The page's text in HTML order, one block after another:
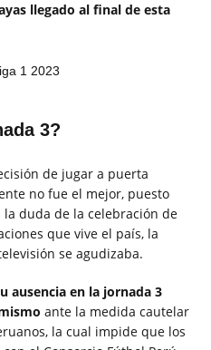
llegado al final de esta
3?
de jugar a puerta
no fue el mejor, puesto
duda de la celebración de
que vive el país, la
se agudizaba.
ausencia en la jornada 3
ante la medida cautelar
la cual impide que los